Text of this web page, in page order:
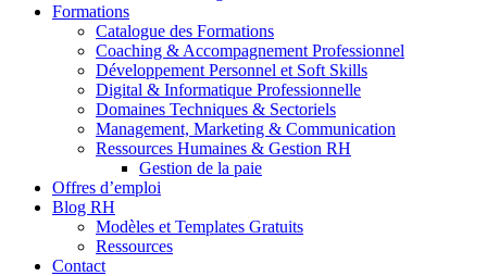
Formations
Catalogue des Formations
Coaching & Accompagnement Professionnel
Développement Personnel et Soft Skills
Digital & Informatique Professionnelle
Domaines Techniques & Sectoriels
Management, Marketing & Communication
Ressources Humaines & Gestion RH
Gestion de la paie
Offres d’emploi
Blog RH
Modèles et Templates Gratuits
Ressources
Contact